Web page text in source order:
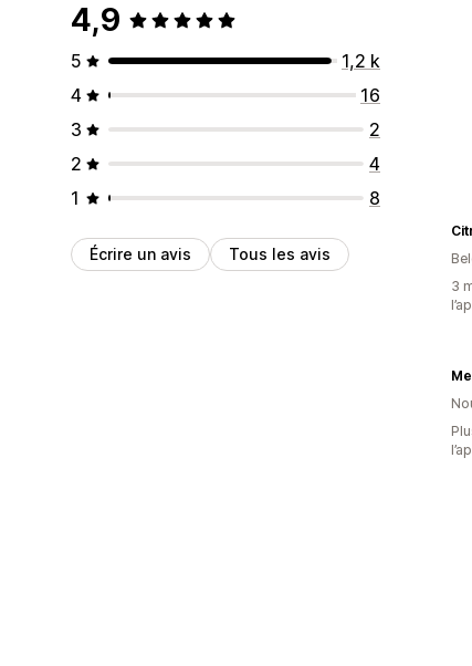
4,9
5
1,2 k
4
16
3
2
2
4
1
8
Écrire un avis Tous les avis
3